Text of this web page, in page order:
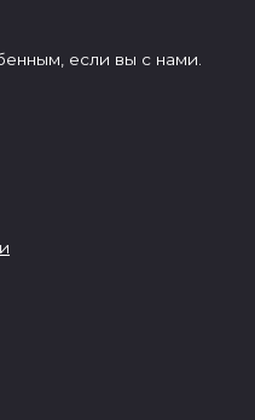
если вы с нами.